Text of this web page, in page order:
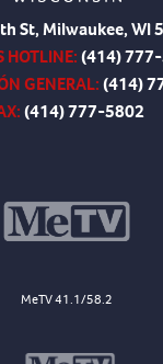
St, Milwaukee, WI
HOTLINE:(414)
GENERAL:(414)
(414) 777-5802
MeTV 41.1/58.2